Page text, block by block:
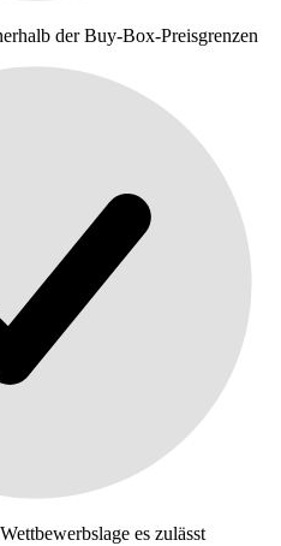
der Buy-Box-Preisgrenzen
es zulässt